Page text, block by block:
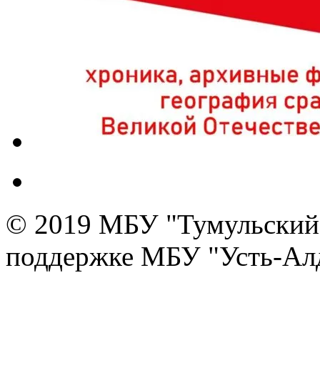
© 2019 МБУ "Тумульский
поддержке МБУ "Усть-